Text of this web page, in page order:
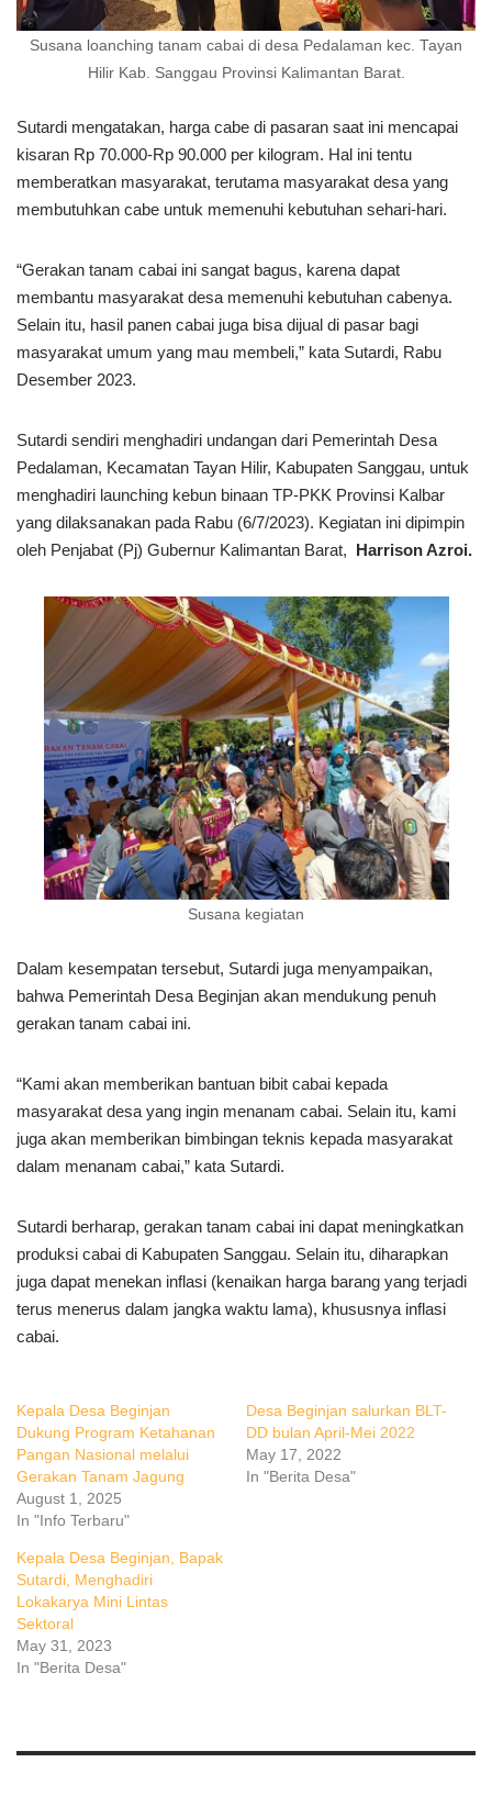
Susana loanching tanam cabai di desa Pedalaman kec. Tayan
Hilir Kab. Sanggau Provinsi Kalimantan Barat.
Sutardi mengatakan, harga cabe di pasaran saat ini mencapai
kisaran Rp 70.000-Rp 90.000 per kilogram. Hal ini tentu
memberatkan masyarakat, terutama masyarakat desa yang
membutuhkan cabe untuk memenuhi kebutuhan sehari-hari.
“Gerakan tanam cabai ini sangat bagus, karena dapat
membantu masyarakat desa memenuhi kebutuhan cabenya.
Selain itu, hasil panen cabai juga bisa dijual di pasar bagi
masyarakat umum yang mau membeli,” kata Sutardi, Rabu
Desember 2023.
Sutardi sendiri menghadiri undangan dari Pemerintah Desa
Pedalaman, Kecamatan Tayan Hilir, Kabupaten Sanggau, untuk
menghadiri launching kebun binaan TP-PKK Provinsi Kalbar
yang dilaksanakan pada Rabu (6/7/2023). Kegiatan ini dipimpin
oleh Penjabat (Pj) Gubernur Kalimantan Barat, Harrison Azroi.
Susana kegiatan
Dalam kesempatan tersebut, Sutardi juga menyampaikan,
bahwa Pemerintah Desa Beginjan akan mendukung penuh
gerakan tanam cabai ini.
“Kami akan memberikan bantuan bibit cabai kepada
masyarakat desa yang ingin menanam cabai. Selain itu, kami
juga akan memberikan bimbingan teknis kepada masyarakat
dalam menanam cabai,” kata Sutardi.
Sutardi berharap, gerakan tanam cabai ini dapat meningkatkan
produksi cabai di Kabupaten Sanggau. Selain itu, diharapkan
juga dapat menekan inflasi (kenaikan harga barang yang terjadi
terus menerus dalam jangka waktu lama), khususnya inflasi
cabai.
Kepala Desa Beginjan
Dukung Program Ketahanan
Pangan Nasional melalui
Gerakan Tanam Jagung
August 1, 2025
In "Info Terbaru"
Desa Beginjan salurkan BLT-
DD bulan April-Mei 2022
May 17, 2022
In "Berita Desa"
Kepala Desa Beginjan, Bapak
Sutardi, Menghadiri
Lokakarya Mini Lintas
Sektoral
May 31, 2023
In "Berita Desa"